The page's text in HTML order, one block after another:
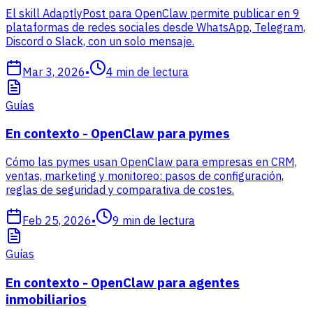
El skill AdaptlyPost para OpenClaw permite publicar en 9
plataformas de redes sociales desde WhatsApp, Telegram,
Discord o Slack, con un solo mensaje.
Mar 3, 2026• 4 min de lectura
Guías
En contexto - OpenClaw para pymes
Cómo las pymes usan OpenClaw para empresas en CRM,
ventas, marketing y monitoreo: pasos de configuración,
reglas de seguridad y comparativa de costes.
Feb 25, 2026• 9 min de lectura
Guías
En contexto - OpenClaw para agentes
inmobiliarios